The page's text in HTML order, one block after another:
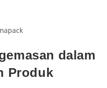
dalam
Produk